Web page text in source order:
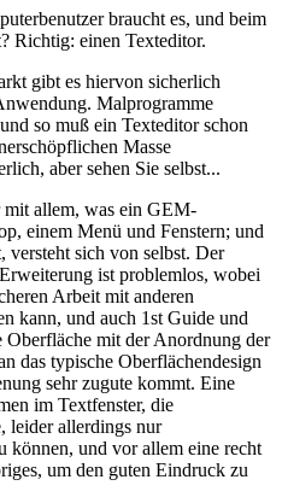
braucht es, und beim
Richtig: einen Texteditor.
gibt es hiervon sicherlich
Malprogramme
so muß ein Texteditor schon
Masse
aber sehen Sie selbst...
allem, was ein GEM-
einem Menü und Fenstern; und
versteht sich von selbst. Der
ist problemlos, wobei
Arbeit mit anderen
kann, und auch 1st Guide und
mit der Anordnung der
das typische Oberflächendesign
sehr zugute kommt. Eine
im Textfenster, die
leider allerdings nur
können, und vor allem eine recht
um den guten Eindruck zu